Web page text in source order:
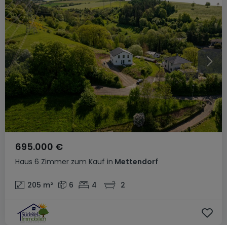
Haus 6 Zimmer zum Kauf in Mettendorf
695.000 €
205 m² 6 4 2